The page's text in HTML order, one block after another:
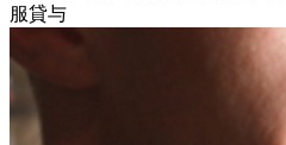
服貸与